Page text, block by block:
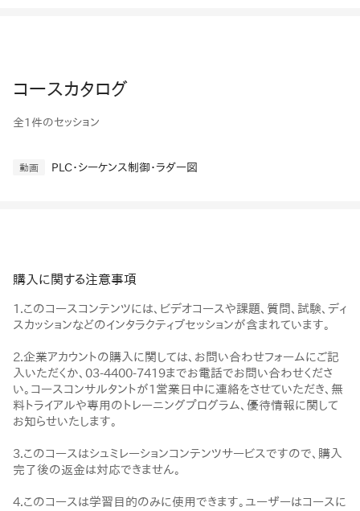
コースカタログ
全1件のセッション
動画 PLC・シーケンス制御・ラダー図
購入に関する注意事項
1.このコースコンテンツには、ビデオコースや課題、質問、試験、ディ
スカッションなどのインタラクティブセッションが含まれています。
2.企業アカウントの購入に関しては、お問い合わせフォームにご記
入いただくか、03-4400-7419までお電話でお問い合わせくださ
い。コースコンサルタントが1営業日中に連絡をさせていただき、無
料トライアルや専用のトレーニングプログラム、優待情報に関して
お知らせいたします。
3.このコースはシュミレーションコンテンツサービスですので、購入
完了後の返金は対応できません。
4.このコースは学習目的のみに使用できます。ユーザーはコースに